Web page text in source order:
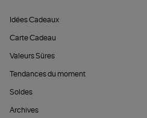
Idées Cadeaux
Carte Cadeau
Valeurs Sûres
Tendances du moment
Soldes
Archives